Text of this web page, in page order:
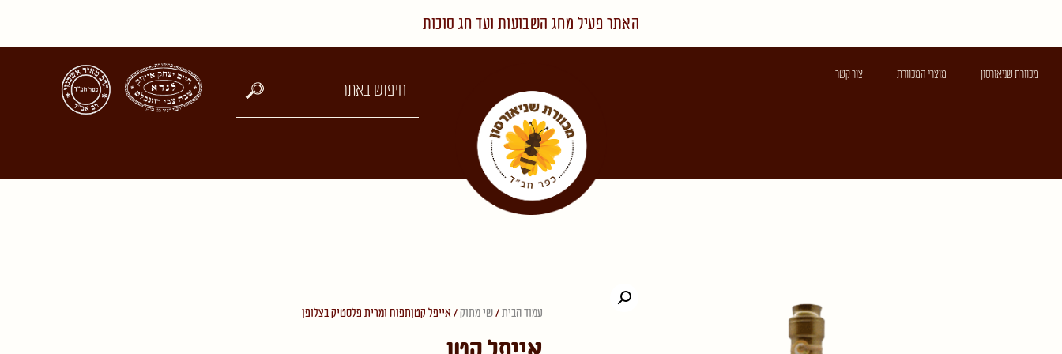
האתר פעיל מחג השבועות ועד חג סוכות
מכוורת שניאורסון מוצרי המכוורת צור קשר
עמוד הבית/שי מתוק/ אייפל קטןתפוח ומרית פלסטיק בצלופן